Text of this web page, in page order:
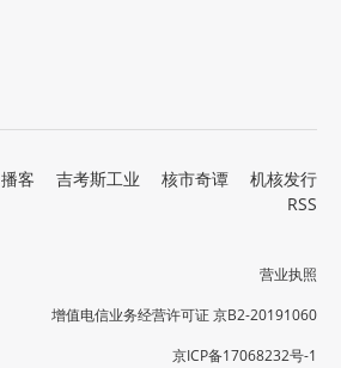
播客 吉考斯工业 核市奇谭
机核发行
RSS
营业执照
增值电信业务经营许可证 京B2-20191060
京ICP备17068232号-1